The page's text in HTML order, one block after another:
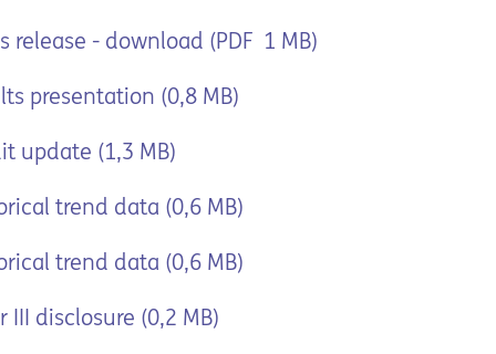
release - download (PDF 1 MB)
presentation (0,8 MB)
update (1,3 MB)
trend data (0,6 MB)
trend data (0,6 MB)
III disclosure (0,2 MB)